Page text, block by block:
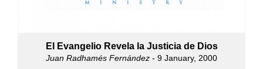
El Evangelio Revela la Justicia de Dios
Juan Radhamés Fernández - 9 January, 2000